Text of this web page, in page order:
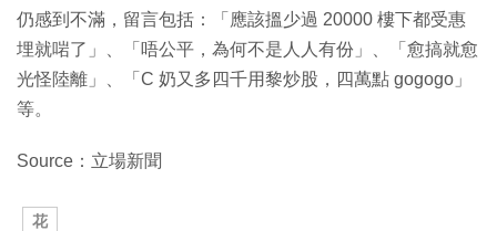
仍感到不滿，留言包括：「應該搵少過 20000 樓下都受惠
埋就啱了」、「唔公平，為何不是人人有份」、「愈搞就愈
光怪陸離」、「C 奶又多四千用黎炒股，四萬點 gogogo」
等。
Source：立場新聞
花